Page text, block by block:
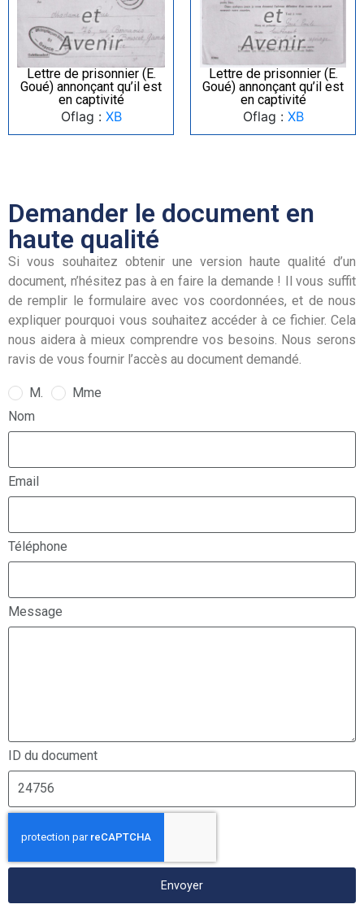
Lettre de prisonnier (E.
Goué) annonçant qu’il est
en captivité
Oflag : XB
Lettre de prisonnier (E.
Goué) annonçant qu’il est
en captivité
Oflag : XB
Demander le document en
haute qualité
Si vous souhaitez obtenir une version haute qualité d’un
document, n’hésitez pas à en faire la demande ! Il vous suffit
de remplir le formulaire avec vos coordonnées, et de nous
expliquer pourquoi vous souhaitez accéder à ce fichier. Cela
nous aidera à mieux comprendre vos besoins. Nous serons
ravis de vous fournir l’accès au document demandé.
M.
Mme
Nom
Email
Téléphone
Message
ID du document
Envoyer